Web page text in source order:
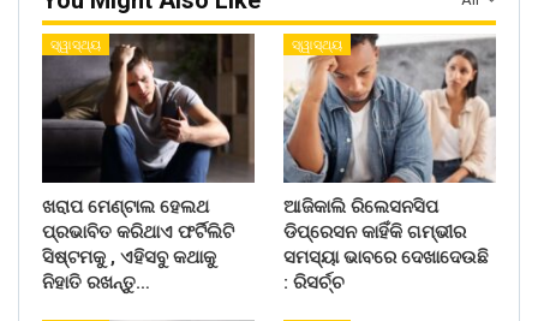
ସ୍ୱାସ୍ଥ୍ୟ
ଖରାପ ମେଣ୍ଟାଲ ହେଲଥ
ପ୍ରଭାବିତ କରିଥାଏ ଫର୍ଟିଲିଟି
ସିଷ୍ଟମକୁ , ଏହିସବୁ କଥାକୁ
ନିହାତି ରଖନ୍ତୁ…
ସ୍ୱାସ୍ଥ୍ୟ
ଆଜିକାଲି ରିଲେସନସିପ
ଡିପ୍ରେସନ କାହିଁକି ଗମ୍ଭୀର
ସମସ୍ୟା ଭାବରେ ଦେଖାଦେଉଛି
: ରିସର୍ଚ୍ଚ